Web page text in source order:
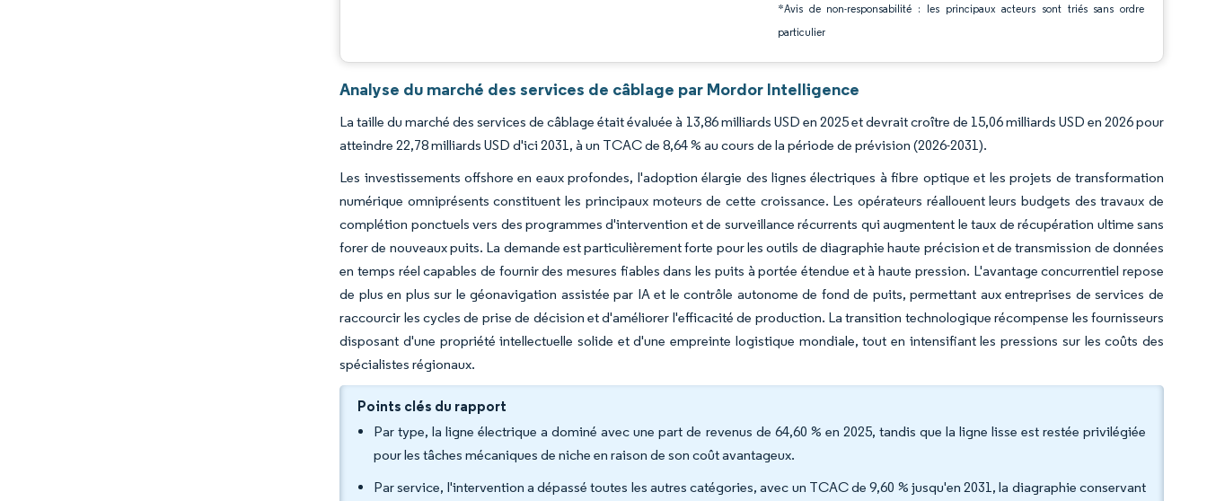
*Avis de non-responsabilité : les principaux acteurs sont triés sans ordre
particulier
Analyse du marché des services de câblage par Mordor Intelligence
La taille du marché des services de câblage était évaluée à 13,86 milliards USD en 2025 et devrait croître de 15,06 milliards USD en 2026 pour
atteindre 22,78 milliards USD d'ici 2031, à un TCAC de 8,64 % au cours de la période de prévision (2026-2031).
Les investissements offshore en eaux profondes, l'adoption élargie des lignes électriques à fibre optique et les projets de transformation
numérique omniprésents constituent les principaux moteurs de cette croissance. Les opérateurs réallouent leurs budgets des travaux de
complétion ponctuels vers des programmes d'intervention et de surveillance récurrents qui augmentent le taux de récupération ultime sans
forer de nouveaux puits. La demande est particulièrement forte pour les outils de diagraphie haute précision et de transmission de données
en temps réel capables de fournir des mesures fiables dans les puits à portée étendue et à haute pression. L'avantage concurrentiel repose
de plus en plus sur le géonavigation assistée par IA et le contrôle autonome de fond de puits, permettant aux entreprises de services de
raccourcir les cycles de prise de décision et d'améliorer l'efficacité de production. La transition technologique récompense les fournisseurs
disposant d'une propriété intellectuelle solide et d'une empreinte logistique mondiale, tout en intensifiant les pressions sur les coûts des
spécialistes régionaux.
Points clés du rapport
Par type, la ligne électrique a dominé avec une part de revenus de 64,60 % en 2025, tandis que la ligne lisse est restée privilégiée
pour les tâches mécaniques de niche en raison de son coût avantageux.
Par service, l'intervention a dépassé toutes les autres catégories, avec un TCAC de 9,60 % jusqu'en 2031, la diagraphie conservant